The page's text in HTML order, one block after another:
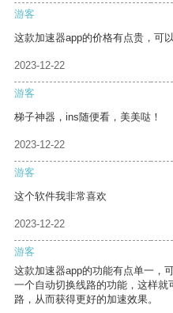
游客
这款加速器app的价格有点贵，可
2023-12-22
游客
梯子神器，ins随便看，美美哒！
2023-12-22
游客
这个软件我非常喜欢
2023-12-22
游客
这款加速器app的功能有点单一，
一个自动切换线路的功能，这样
路，从而获得更好的加速效果。